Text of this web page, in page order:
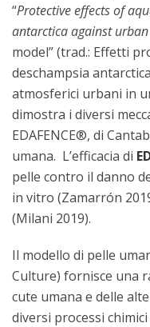
“Protective effects of
antarctica against
model” (trad.: Effetti
deschampsia
atmosferici urbani in
dimostra i diversi
EDAFENCE®, di
umana. L’efficacia di
pelle contro il danno
in vitro (Zamarrón
(Milani 2019).
Il modello di pelle
Culture) fornisce una
cute umana e delle
diversi processi